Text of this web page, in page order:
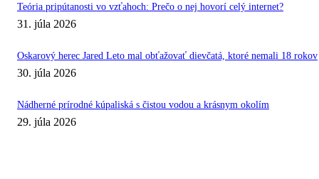
Teória pripútanosti vo vzťahoch: Prečo o nej hovorí celý internet?
31. júla 2026
Oskarový herec Jared Leto mal obťažovať dievčatá, ktoré nemali 18 rokov
30. júla 2026
Nádherné prírodné kúpaliská s čistou vodou a krásnym okolím
29. júla 2026